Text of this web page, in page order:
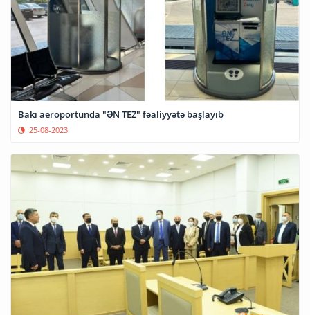
Bakı aeroportunda "ƏN TEZ" fəaliyyətə başlayıb
25-08-2023